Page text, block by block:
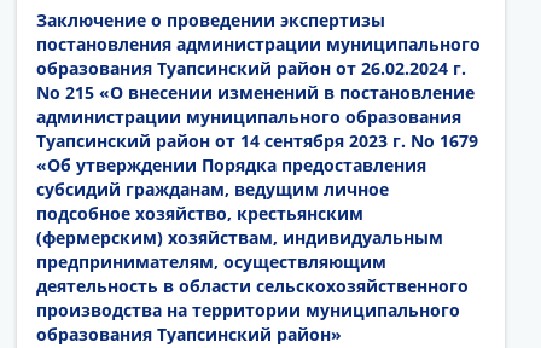
Заключение о проведении экспертизы
постановления администрации муниципального
образования Туапсинский район от 26.02.2024 г.
No 215 «О внесении изменений в постановление
администрации муниципального образования
Туапсинский район от 14 сентября 2023 г. No 1679
«Об утверждении Порядка предоставления
субсидий гражданам, ведущим личное
подсобное хозяйство, крестьянским
(фермерским) хозяйствам, индивидуальным
предпринимателям, осуществляющим
деятельность в области сельскохозяйственного
производства на территории муниципального
образования Туапсинский район»